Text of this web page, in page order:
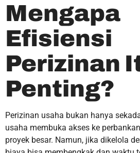
Mengapa
Efisiensi
Perizinan
Penting?
Perizinan usaha bukan hanya
usaha membuka akses ke
proyek besar. Namun, jika dikelola